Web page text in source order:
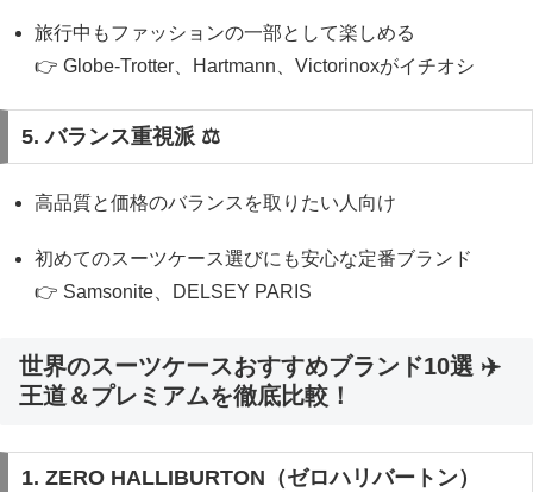
旅行中もファッションの一部として楽しめる
👉 Globe-Trotter、Hartmann、Victorinoxがイチオシ
5. バランス重視派 ⚖️
高品質と価格のバランスを取りたい人向け
初めてのスーツケース選びにも安心な定番ブランド
👉 Samsonite、DELSEY PARIS
世界のスーツケースおすすめブランド10選 ✈️
王道＆プレミアムを徹底比較！
1. ZERO HALLIBURTON（ゼロハリバートン）